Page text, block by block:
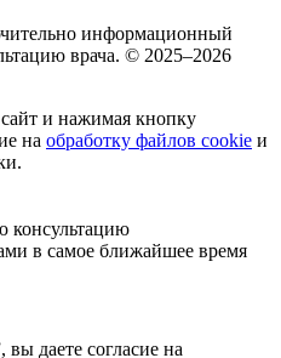
информационный
врача. © 2025–2026
и нажимая кнопку
на обработку файлов cookie и
консультацию
в самое ближайшее время
даете согласие на